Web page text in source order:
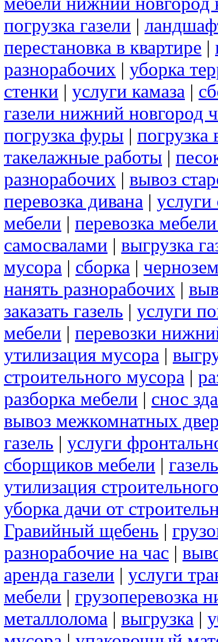
погрузка газели |
перестановка в квартире |
разнорабочих | уборка
стенки | услуги камаза |
газели нижний новгород
погрузка фуры | погрузка
такелажные работы |
разнорабочих | вывоз
перевозка дивана | услуги
мебели | перевозка
самосвалами | выгрузка
мусора | сборка |
нанять разнорабочих |
заказать газель | услуги
мебели | перевозки
утилизация мусора |
строительного мусора |
разборка мебели | снос
вывоз межкомнатных
газель | услуги
сборщиков мебели |
утилизация
уборка дачи от
Гравийный щебень |
разнорабочие на час |
аренда газели | услуги
мебели | грузоперевозка
металлолома | выгрузка |